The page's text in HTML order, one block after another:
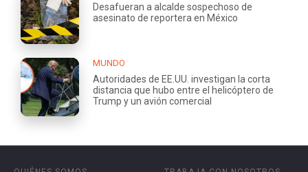
Desafueran a alcalde sospechoso de
asesinato de reportera en México
MUNDO
Autoridades de EE.UU. investigan la corta
distancia que hubo entre el helicóptero de
Trump y un avión comercial